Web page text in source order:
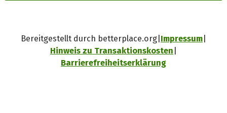
Bereitgestellt durch betterplace.org Impressum
Hinweis zu Transaktionskosten
Barrierefreiheitserklärung